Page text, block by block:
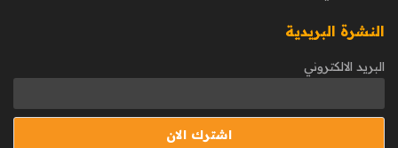
النشرة البريدية
البريد الالكتروني